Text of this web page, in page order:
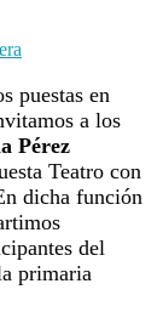
puestas en
a los
Pérez
Teatro con
dicha función
del
primaria